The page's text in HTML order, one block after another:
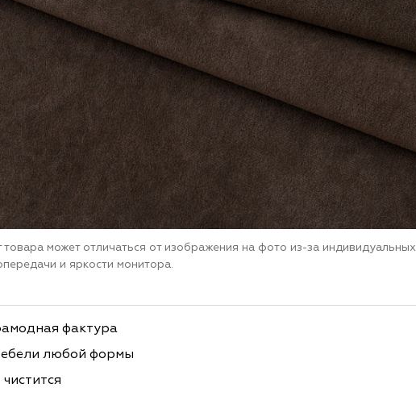
товара может отличаться от изображения на фото из-за индивидуальных
и яркости монитора.
фактура
любой формы